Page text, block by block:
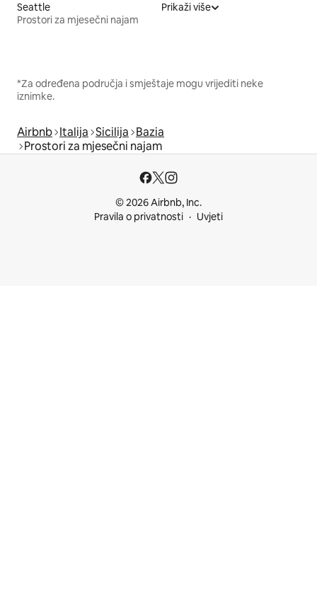
Seattle
Prostori za mjesečni najam
Prikaži više
*Za određena područja i smještaje mogu vrijediti neke
iznimke.
Airbnb Italija Sicilija Bazia
Prostori za mjesečni najam
© 2026 Airbnb, Inc.
Pravila o privatnosti
Uvjeti